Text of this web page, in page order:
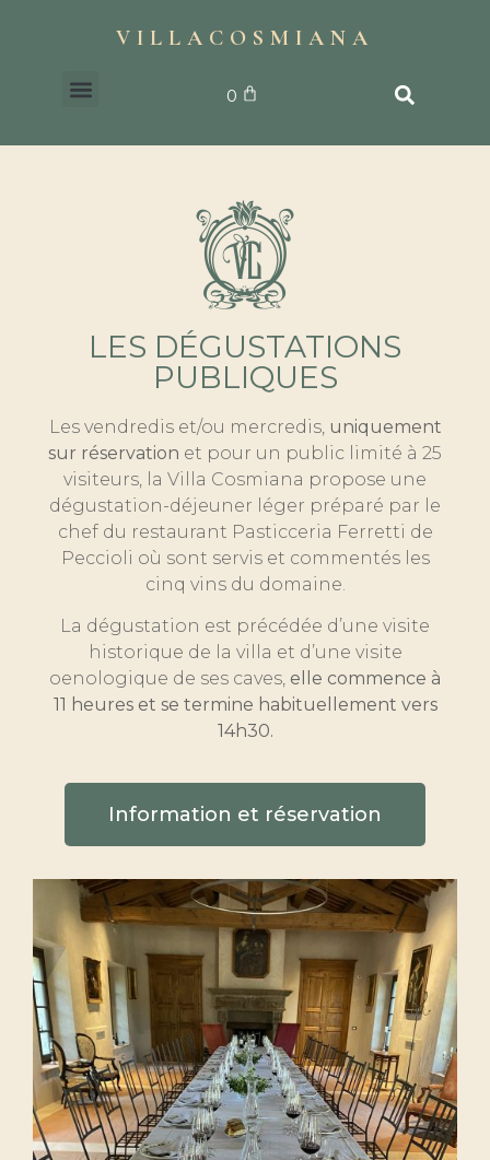
VILLACOSMIANA
0
LES DÉGUSTATIONS
PUBLIQUES
Les vendredis et/ou mercredis, uniquement
sur réservation et pour un public limité à 25
visiteurs, la Villa Cosmiana propose une
dégustation-déjeuner léger préparé par le
chef du restaurant Pasticceria Ferretti de
Peccioli où sont servis et commentés les
cinq vins du domaine.
La dégustation est précédée d’une visite
historique de la villa et d’une visite
oenologique de ses caves, elle commence à
11 heures et se termine habituellement vers
14h30.
Information et réservation